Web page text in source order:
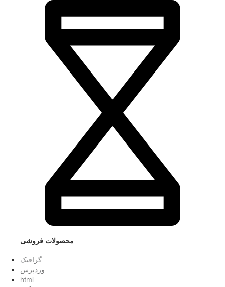
محصولات فروشی
گرافیک
وردپرس
html